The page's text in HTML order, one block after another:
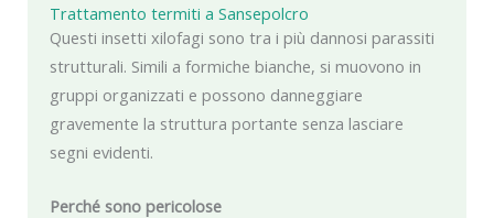
Trattamento termiti a Sansepolcro
Questi insetti xilofagi sono tra i più dannosi parassiti
strutturali. Simili a formiche bianche, si muovono in
gruppi organizzati e possono danneggiare
gravemente la struttura portante senza lasciare
segni evidenti.
Perché sono pericolose